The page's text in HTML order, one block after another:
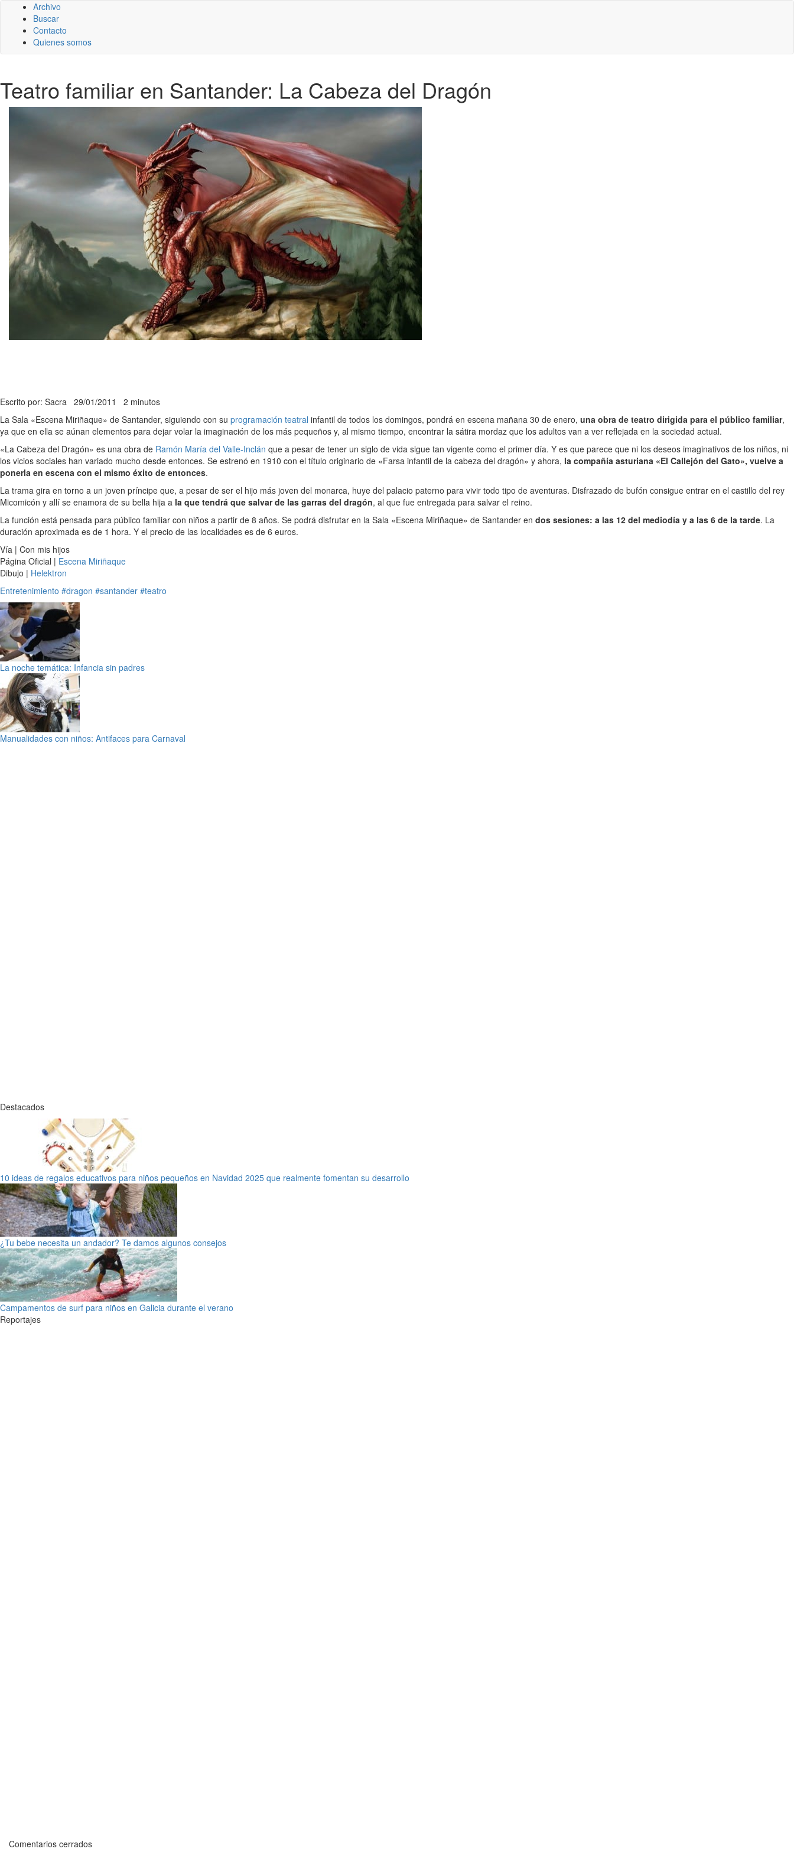
Archivo
Buscar
Contacto
Quienes somos
Teatro familiar en Santander: La Cabeza del Dragón
Escrito por: Sacra 29/01/2011 2 minutos
La Sala «Escena Miriñaque» de Santander, siguiendo con su programación teatral infantil de todos los domingos, pondrá en escena mañana 30 de enero, una obra de teatro dirigida para el público familiar,
ya que en ella se aúnan elementos para dejar volar la imaginación de los más pequeños y, al mismo tiempo, encontrar la sátira mordaz que los adultos van a ver reflejada en la sociedad actual.
«La Cabeza del Dragón» es una obra de Ramón María del Valle-Inclán que a pesar de tener un siglo de vida sigue tan vigente como el primer día. Y es que parece que ni los deseos imaginativos de los niños, ni
los vicios sociales han variado mucho desde entonces. Se estrenó en 1910 con el título originario de «Farsa infantil de la cabeza del dragón» y ahora, la compañía asturiana «El Callejón del Gato», vuelve a
ponerla en escena con el mismo éxito de entonces.
La trama gira en torno a un joven príncipe que, a pesar de ser el hijo más joven del monarca, huye del palacio paterno para vivir todo tipo de aventuras. Disfrazado de bufón consigue entrar en el castillo del rey
Micomicón y allí se enamora de su bella hija a la que tendrá que salvar de las garras del dragón, al que fue entregada para salvar el reino.
La función está pensada para público familiar con niños a partir de 8 años. Se podrá disfrutar en la Sala «Escena Miriñaque» de Santander en dos sesiones: a las 12 del mediodía y a las 6 de la tarde. La
duración aproximada es de 1 hora. Y el precio de las localidades es de 6 euros.
Vía | Con mis hijos
Página Oficial | Escena Miriñaque
Dibujo | Helektron
Entretenimiento #dragon #santander #teatro
La noche temática: Infancia sin padres
Manualidades con niños: Antifaces para Carnaval
Destacados
10 ideas de regalos educativos para niños pequeños en Navidad 2025 que realmente fomentan su desarrollo
¿Tu bebe necesita un andador? Te damos algunos consejos
Campamentos de surf para niños en Galicia durante el verano
Reportajes
Comentarios cerrados